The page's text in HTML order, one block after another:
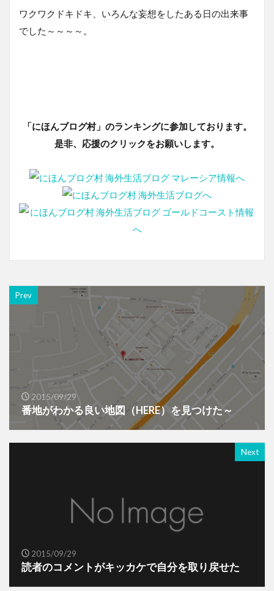
ワクワクドキドキ、いろんな妄想をしたある日の出来事
でした～～～～。
「にほんブログ村」のランキングに参加しております。
是非、応援のクリックをお願いします。
Prev
2015/09/29
番地がわかる良い地図（HERE）を見つけた～
Next
2015/09/29
読者のコメントがキッカケで自分を取り戻せた